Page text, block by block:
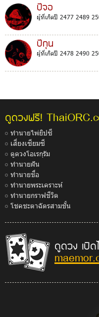
ปีจอ
ผู้ที่เกิดปี 2477 2489
ปีกุน
ผู้ที่เกิดปี 2478 2490
ดูดวงฟรี!
ทำนายไพ่ยิปซี
เสี่ยงเซียมซี
ดูดวงโอเรกุรัม
ทำนายฝัน
ทำนายชื่อ
ทำนายพระเคราะห์
ทำนายกราฟชีวิต
โชคชะตาฉัตรสามชั้น
ดูดวง เปิ